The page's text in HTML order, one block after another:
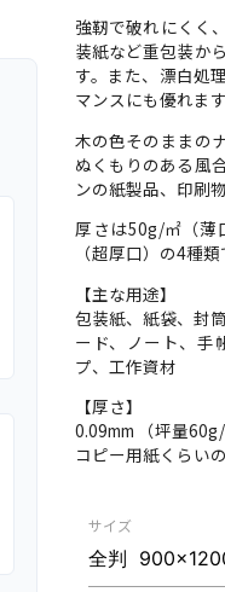
強靭で破れにくく
装紙など重包装か
す。また、漂白処
マンスにも優れます
木の色そのままの
ぬくもりのある風
ンの紙製品、印刷
厚さは50g/㎡（薄
（超厚口）の4種類
【主な用途】
包装紙、紙袋、封
ード、ノート、手
プ、工作資材
【厚さ】
0.09mm （坪量
コピー用紙くらい
サイズ